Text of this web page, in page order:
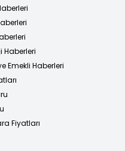
Haberleri
Emekli Haberleri
Fiyatları